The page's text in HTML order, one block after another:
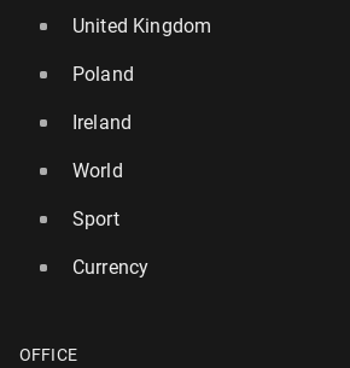
United Kingdom
Poland
Ireland
World
Sport
Currency
OFFICE